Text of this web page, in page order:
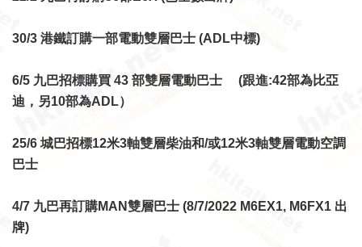
30/3 港鐵訂購一部電動雙層巴士 (ADL中標)
6/5 九巴招標購買 43 部雙層電動巴士
(跟進:42部為比亞
迪，另10部為ADL）
25/6 城巴招標12米3軸雙層柴油和/或12米3軸雙層電動空調
巴士
4/7 九巴再訂購MAN雙層巴士 (8/7/2022 M6EX1, M6FX1 出
牌)